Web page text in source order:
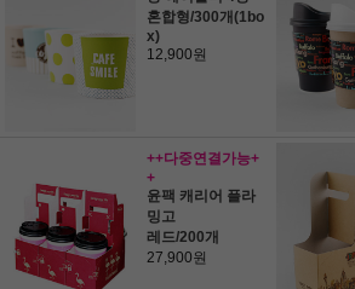
혼합형/300개(1bo
x)
12,900원
++다중연결가능+
+
윤팩 캐리어 플라
밍고
레드/200개
27,900원